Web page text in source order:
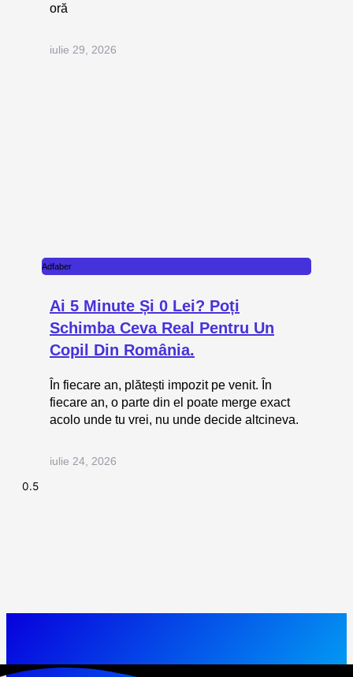
oră
iulie 29, 2026
Adfaber
Ai 5 Minute Și 0 Lei? Poți
Schimba Ceva Real Pentru Un
Copil Din România.
În fiecare an, plătești impozit pe venit. În
fiecare an, o parte din el poate merge exact
acolo unde tu vrei, nu unde decide altcineva.
iulie 24, 2026